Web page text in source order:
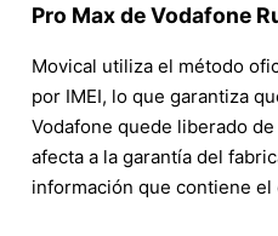
Pro Max de Vodafone
Movical utiliza el método
por IMEI, lo que garantiza
Vodafone quede liberado
afecta a la garantía del
información que contiene el